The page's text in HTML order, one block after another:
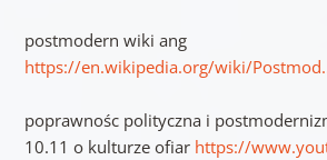
postmodern wiki ang
https://en.wikipedia.org/wiki/
poprawnośc polityczna i
10.11 o kulturze ofiar https://